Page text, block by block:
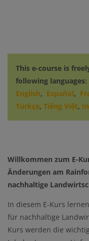
This e-course is
following languages:
English, Español,
Türkçe, Tiếng Việt,
Willkommen zum E-
Änderungen am
nachhaltige
In diesem E-Kurs
für nachhaltige
Kurs werden die